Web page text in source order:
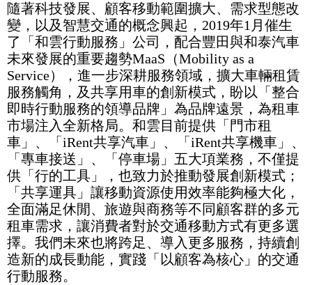
隨著科技發展、顧客移動範圍擴大、需求型態改
變，以及智慧交通的概念興起，2019年1月催生
了「和雲行動服務」公司，配合豐田與和泰汽車
未來發展的重要趨勢MaaS（Mobility as a
Service），進一步深耕服務領域，擴大車輛租賃
服務觸角，及共享用車的創新模式，盼以「整合
即時行動服務的領導品牌」為品牌遠景，為租車
市場注入全新格局。和雲目前提供「門市租
車」、「iRent共享汽車」、「iRent共享機車」、
「專車接送」、「停車場」五大項業務，不僅提
供「行的工具」，也致力於推動發展創新模式；
「共享運具」讓移動資源使用效率能夠極大化，
全面滿足休閒、旅遊與商務等不同顧客群的多元
租車需求，讓消費者對於交通移動方式有更多選
擇。我們未來也將跨足、導入更多服務，持續創
造新的成長動能，實踐「以顧客為核心」的交通
行動服務。